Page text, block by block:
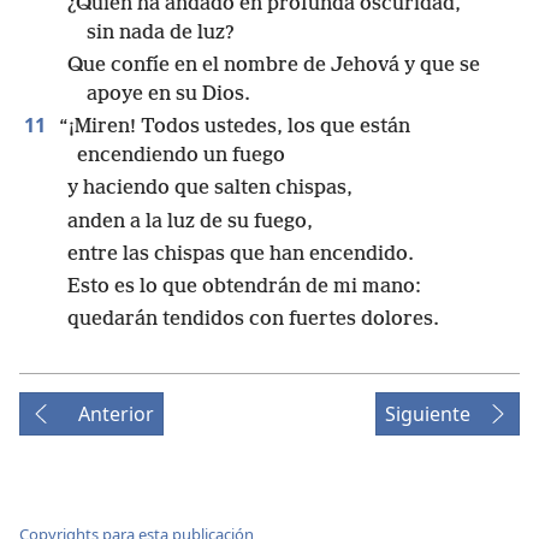
sin nada de luz?
Que confíe en el nombre de Jehová y que se
apoye en su Dios.
11
“¡Miren! Todos ustedes, los que están
encendiendo un fuego
y haciendo que salten chispas,
anden a la luz de su fuego,
entre las chispas que han encendido.
Esto es lo que obtendrán de mi mano:
quedarán tendidos con fuertes dolores.
Anterior Siguiente